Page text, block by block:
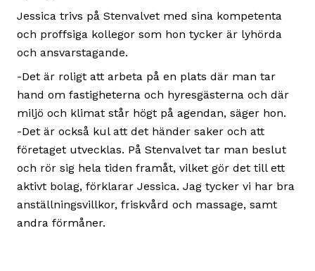
Jessica trivs på Stenvalvet med sina kompetenta
och proffsiga kollegor som hon tycker är lyhörda
och ansvarstagande.
-Det är roligt att arbeta på en plats där man tar
hand om fastigheterna och hyresgästerna och där
miljö och klimat står högt på agendan, säger hon.
-Det är också kul att det händer saker och att
företaget utvecklas. På Stenvalvet tar man beslut
och rör sig hela tiden framåt, vilket gör det till ett
aktivt bolag, förklarar Jessica. Jag tycker vi har bra
anställningsvillkor, friskvård och massage, samt
andra förmåner.